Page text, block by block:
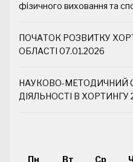
фізичного виховання та
ПОЧАТОК РОЗВИТКУ
ОБЛАСТІ 07.01.2026
НАУКОВО-МЕТОДИЧНИЙ
ДІЯЛЬНОСТІ В ХОРТИНГУ
Пн
Вт Ср